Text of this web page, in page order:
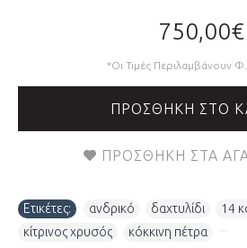
750,00€
*Οι Τιμές Περιλαμβάνουν
ΠΡΟΣΘΉΚΗ ΣΤΟ
ΠΡΟΣΘΉΚΗ ΣΤΑ
Ετικέτες: ανδρικό δαχτυλίδι 14
κίτρινος χρυσός
κόκκινη πέτρα